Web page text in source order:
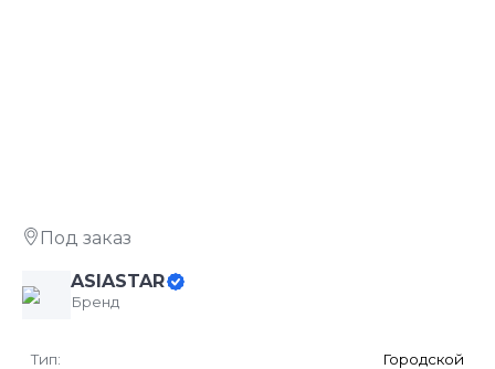
ХИТ
Под заказ
ASIASTAR
Бренд
Тип: Городской